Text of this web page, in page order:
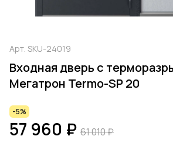
Арт. SKU-24019
Входная дверь с
Мегатрон Termo-SP 20
-5%
57 960 ₽ 61 010 ₽